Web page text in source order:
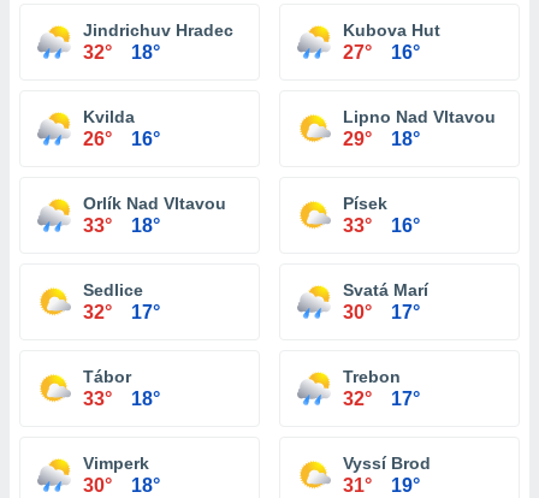
Jindrichuv Hradec
32° 18°
Kubova Hut
27° 16°
Kvilda
26° 16°
Lipno Nad Vltavou
29° 18°
Orlík Nad Vltavou
33° 18°
Písek
33° 16°
Sedlice
32° 17°
Svatá Marí
30° 17°
Tábor
33° 18°
Trebon
32° 17°
Vimperk
30° 18°
Vyssí Brod
31° 19°